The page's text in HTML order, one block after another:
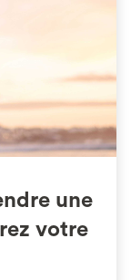
une
votre